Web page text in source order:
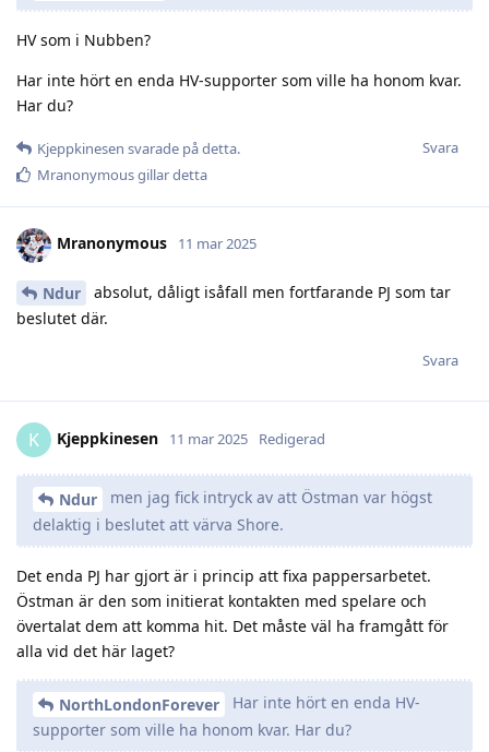
HV som i Nubben?
Har inte hört en enda HV-supporter som ville ha honom kvar.
Har du?
Svara
Kjeppkinesen svarade på detta.
Mranonymousgillar detta
Mranonymous 11 mar 2025
Ndur
absolut, dåligt isåfall men fortfarande PJ som tar
beslutet där.
Svara
K Kjeppkinesen 11 mar 2025 Redigerad
Ndur
men jag fick intryck av att Östman var högst
delaktig i beslutet att värva Shore.
Det enda PJ har gjort är i princip att fixa pappersarbetet.
Östman är den som initierat kontakten med spelare och
övertalat dem att komma hit. Det måste väl ha framgått för
alla vid det här laget?
NorthLondonForever
Har inte hört en enda HV-
supporter som ville ha honom kvar. Har du?